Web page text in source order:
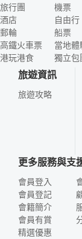
旅行團
酒店
郵輪
高鐵火車票
港玩港食
機票
自由行
船票
當地體
獨立包
旅遊資訊
旅遊攻略
更多服務與支
會員登入
會員登記
會籍簡介
會員有賞
精選優惠